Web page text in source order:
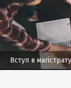
Вступ в